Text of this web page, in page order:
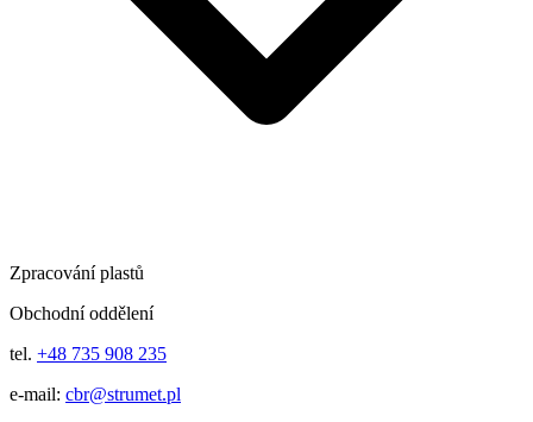
Zpracování plastů
Obchodní oddělení
tel. +48 735 908 235
e-mail: cbr@strumet.pl